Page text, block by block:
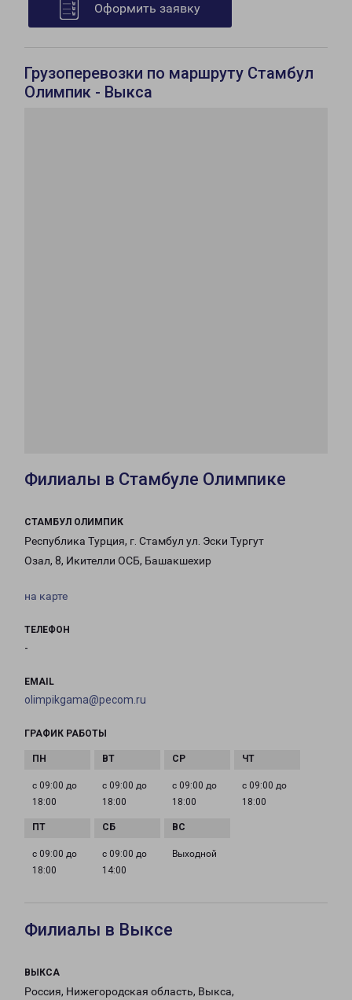
Оформить заявку
Грузоперевозки по маршруту Стамбул
Олимпик - Выкса
Филиалы в Стамбуле Олимпике
СТАМБУЛ ОЛИМПИК
Республика Турция, г. Стамбул ул. Эски Тургут
Озал, 8, Икителли ОСБ, Башакшехир
на карте
ТЕЛЕФОН
-
EMAIL
olimpikgama@pecom.ru
ГРАФИК РАБОТЫ
с 09:00 до
18:00
с 09:00 до
18:00
с 09:00 до
18:00
с 09:00 до
18:00
с 09:00 до
18:00
с 09:00 до
14:00
Выходной
Филиалы в Выксе
ВЫКСА
Россия, Нижегородская область, Выкса,